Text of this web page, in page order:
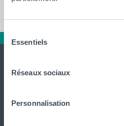
Sélection
du Essentiels
Réseaux sociaux
Personnalisation